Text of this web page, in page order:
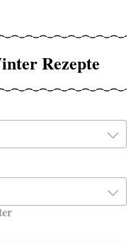
Rezepte